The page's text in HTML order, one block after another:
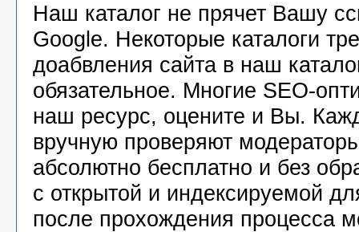
Наш каталог не прячет Вашу
Google. Некоторые каталоги
доабвления сайта в наш
обязательное. Многие SEO-
наш ресурс, оцените и Вы.
вручную проверяют
абсолютно бесплатно и без
с открытой и индексируемой
после прохождения процесса